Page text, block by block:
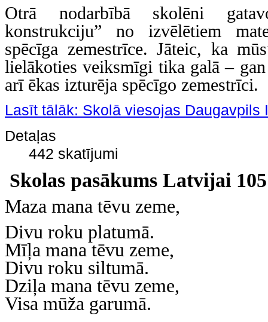
Otrā nodarbībā skolēni
konstrukciju” no izvēlētiem
spēcīga zemestrīce. Jāteic, ka
lielākoties veiksmīgi tika galā –
arī ēkas izturēja spēcīgo zemestrīci.
Lasīt tālāk: Skolā viesojas Daugavpils
Detaļas
442 skatījumi
Skolas pasākums Latvijai 105
Maza mana tēvu zeme,
Divu roku platumā.
Mīļa mana tēvu zeme,
Divu roku siltumā.
Dziļa mana tēvu zeme,
Visa mūža garumā.